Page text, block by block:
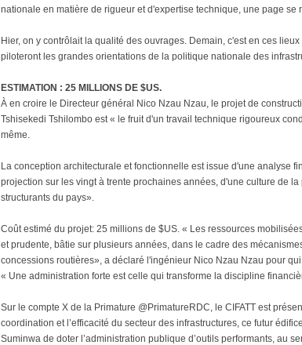
nationale en matière de rigueur et d'expertise technique, une page se
Hier, on y contrôlait la qualité des ouvrages. Demain, c'est en ces
piloteront les grandes orientations de la politique nationale des
ESTIMATION : 25 MILLIONS DE $US.
À en croire le Directeur général Nico Nzau Nzau, le projet de
Tshisekedi Tshilombo est « le fruit d'un travail technique rigoureux
même.
La conception architecturale et fonctionnelle est issue d'une analyse
projection sur les vingt à trente prochaines années, d'une culture de
structurants du pays».
Coût estimé du projet: 25 millions de $US. « Les ressources
et prudente, bâtie sur plusieurs années, dans le cadre des
concessions routières», a déclaré l'ingénieur Nico Nzau Nzau pour
« Une administration forte est celle qui transforme la discipline
Sur le compte X de la Primature @PrimatureRDC, le CIFATT est
coordination et l’efficacité du secteur des infrastructures, ce futur
Suminwa de doter l’administration publique d’outils performants, au